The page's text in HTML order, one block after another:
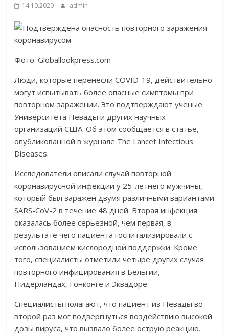
14.10.2020 admin
Фото: Globallookpress.com
Люди, которые перенесли COVID-19, действительно
могут испытывать более опасные симптомы при
повторном заражении. Это подтверждают ученые
Университета Невады и других научных
организаций США. Об этом сообщается в статье,
опубликованной в журнале The Lancet Infectious
Diseases.
Исследователи описали случай повторной
коронавирусной инфекции у 25-летнего мужчины,
который был заражен двумя различными вариантами
SARS-CoV-2 в течение 48 дней. Вторая инфекция
оказалась более серьезной, чем первая, в
результате чего пациента госпитализировали с
использованием кислородной поддержки. Кроме
того, специалисты отметили четыре других случая
повторного инфицирования в Бельгии,
Нидерландах, Гонконге и Эквадоре.
Специалисты полагают, что пациент из Невады во
второй раз мог подвергнуться воздействию высокой
дозы вируса, что вызвало более острую реакцию.